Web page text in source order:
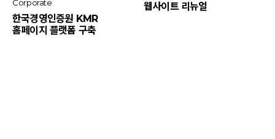
Corporate
한국경영인증원 KMR
홈페이지 플랫폼 구축
웹사이트 리뉴얼